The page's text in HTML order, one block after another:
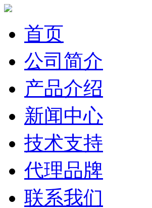
首页
公司简介
产品介绍
新闻中心
技术支持
代理品牌
联系我们